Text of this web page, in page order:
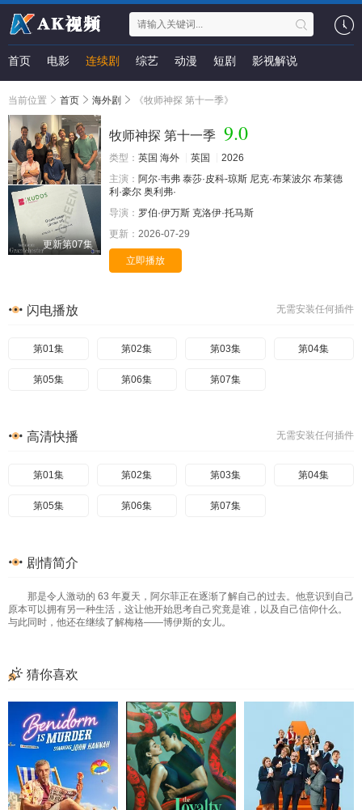
首页 电影 连续剧 综艺 动漫 短剧 影视解说
当前位置 首页 海外剧 《牧师神探 第十一季》
更新第07集
牧师神探 第十一季 9.0
类型： 英国 海外 英国
2026
主演： 阿尔·韦弗 泰莎·皮科-琼斯 尼克·布莱波尔 布莱德
利·豪尔 奥利弗·
导演： 罗伯·伊万斯 克洛伊·托马斯
更新： 2026-07-29
立即播放
无需安装任何插件
闪电播放
第01集 第02集 第03集 第04集
第05集 第06集 第07集
无需安装任何插件
高清快播
第01集 第02集 第03集 第04集
第05集 第06集 第07集
剧情简介
那是令人激动的 63 年夏天，阿尔菲正在逐渐了解自己的过去。他意识到自己
原本可以拥有另一种生活，这让他开始思考自己究竟是谁，以及自己信仰什么。
与此同时，他还在继续了解梅格——博伊斯的女儿。
猜你喜欢